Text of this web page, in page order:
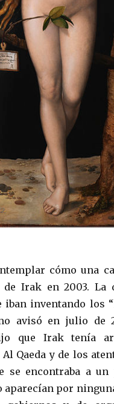
cómo una
Irak en 2003. La
inventando los
avisó en julio de
que Irak tenía
Qaeda y de los
se encontraba a un
aparecían por